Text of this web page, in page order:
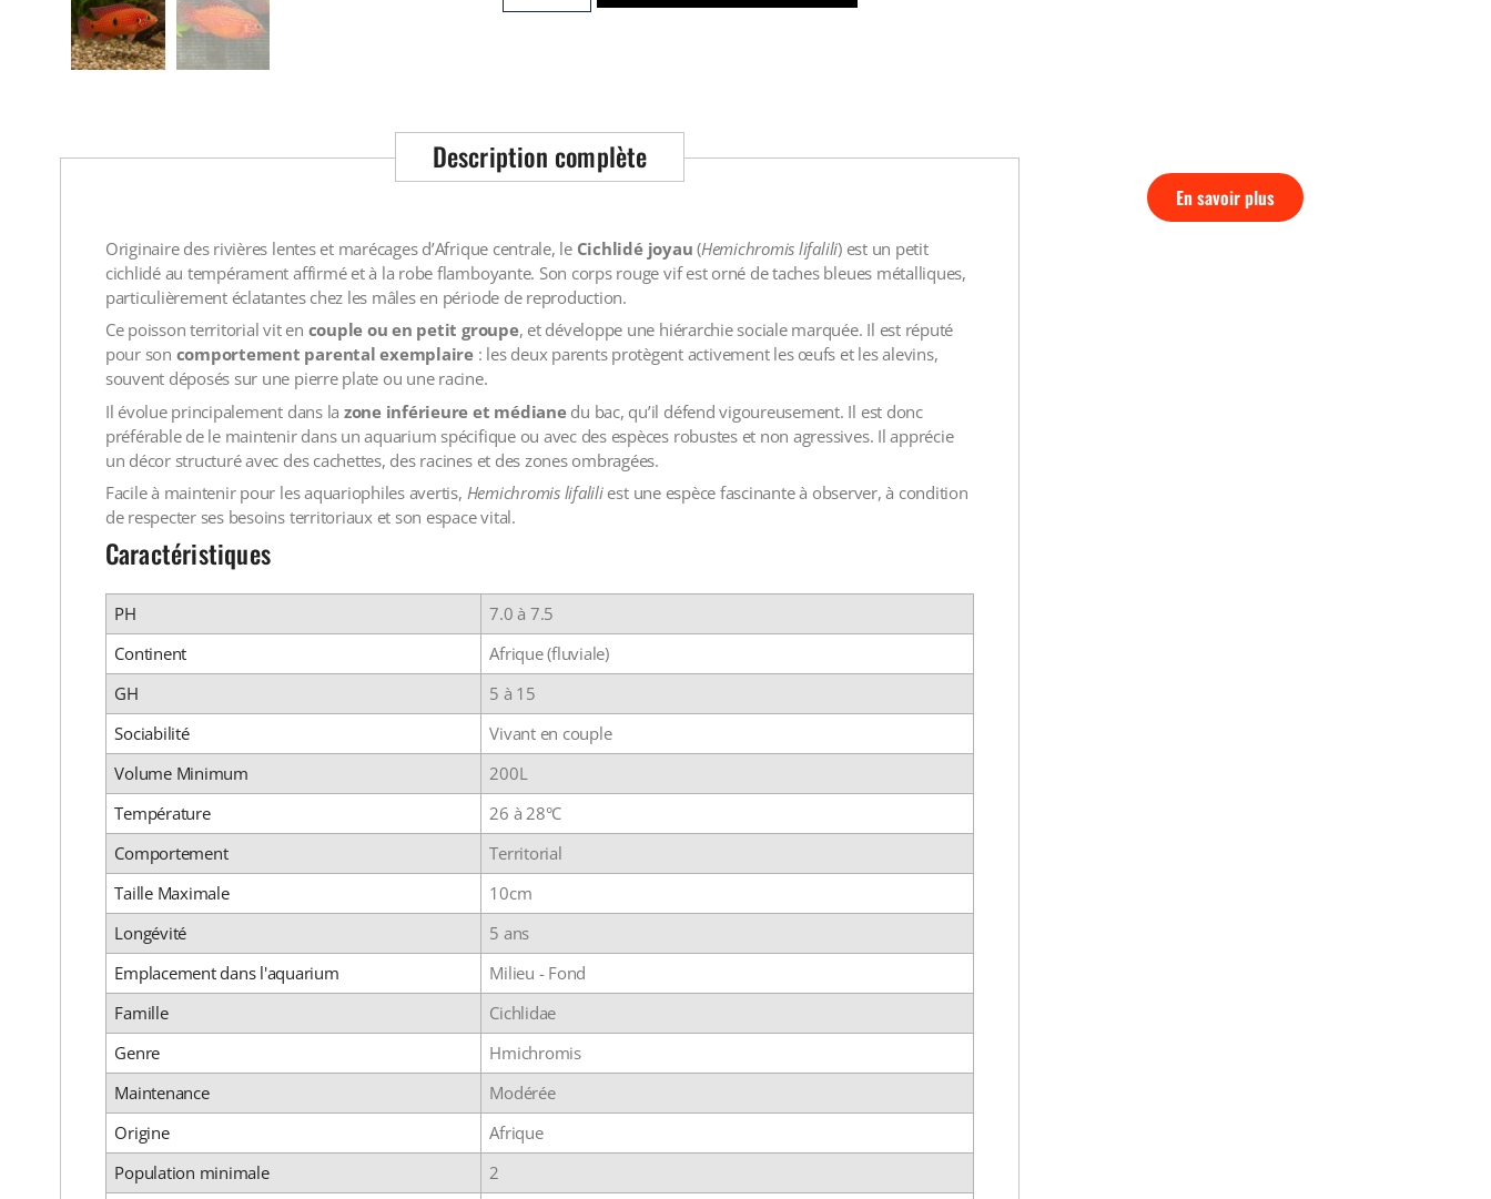
Description complète
Originaire des rivières lentes et marécages d’Afrique centrale, le Cichlidé joyau (Hemichromis lifalili) est un petit
cichlidé au tempérament affirmé et à la robe flamboyante. Son corps rouge vif est orné de taches bleues métalliques,
particulièrement éclatantes chez les mâles en période de reproduction.
Ce poisson territorial vit en couple ou en petit groupe, et développe une hiérarchie sociale marquée. Il est réputé
pour son comportement parental exemplaire: les deux parents protègent activement les œufs et les alevins,
souvent déposés sur une pierre plate ou une racine.
Il évolue principalement dans la zone inférieure et médianedu bac, qu’il défend vigoureusement. Il est donc
préférable de le maintenir dans un aquarium spécifique ou avec des espèces robustes et non agressives. Il apprécie
un décor structuré avec des cachettes, des racines et des zones ombragées.
Facile à maintenir pour les aquariophiles avertis, Hemichromis lifaliliest une espèce fascinante à observer, à condition
de respecter ses besoins territoriaux et son espace vital.
Caractéristiques
PH
7.0 à 7.5
Continent
Afrique (fluviale)
GH
5 à 15
Sociabilité
Vivant en couple
Volume Minimum
200L
Température
26 à 28°C
Comportement
Territorial
Taille Maximale
10cm
Longévité
5 ans
Emplacement dans l'aquarium
Milieu - Fond
Famille
Cichlidae
Genre
Hmichromis
Maintenance
Modérée
Origine
Afrique
Population minimale
2
En savoir plus